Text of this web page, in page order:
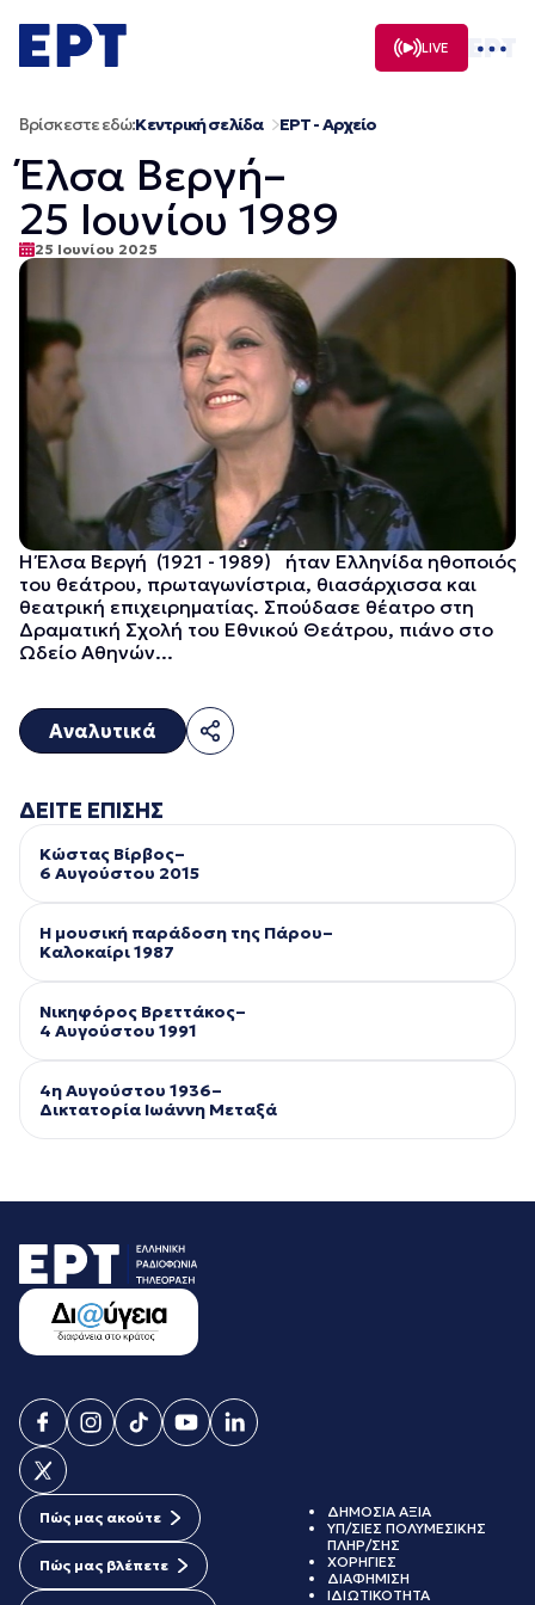
σε
περιεχόμενο
LIVE
Βρίσκεστε εδώ:Κεντρική σελίδα ΕΡΤ - Αρχείο
Έλσα Βεργή–
25 Ιουνίου 1989
25 Ιουνίου 2025
Η Έλσα Βεργή (1921 - 1989) ήταν Ελληνίδα ηθοποιός
του θεάτρου, πρωταγωνίστρια, θιασάρχισσα και
θεατρική επιχειρηματίας. Σπούδασε θέατρο στη
Δραματική Σχολή του Εθνικού Θεάτρου, πιάνο στο
Ωδείο Αθηνών...
Αναλυτικά
ΔΕΙΤΕ ΕΠΙΣΗΣ
Κώστας Βίρβος–
6 Αυγούστου 2015
Η μουσική παράδοση της Πάρου–
Kαλοκαίρι 1987
Νικηφόρος Βρεττάκος–
4 Αυγούστου 1991
4η Αυγούστου 1936–
Δικτατορία Ιωάννη Μεταξά
Πώς μας ακούτε
Πώς μας βλέπετε
ΔΗΜΟΣΙΑ ΑΞΙΑ
ΥΠ/ΣΙΕΣ ΠΟΛΥΜΕΣΙΚΗΣ
ΠΛΗΡ/ΣΗΣ
ΧΟΡΗΓΙΕΣ
ΔΙΑΦΗΜΙΣΗ
ΙΔΙΩΤΙΚΟΤΗΤΑ